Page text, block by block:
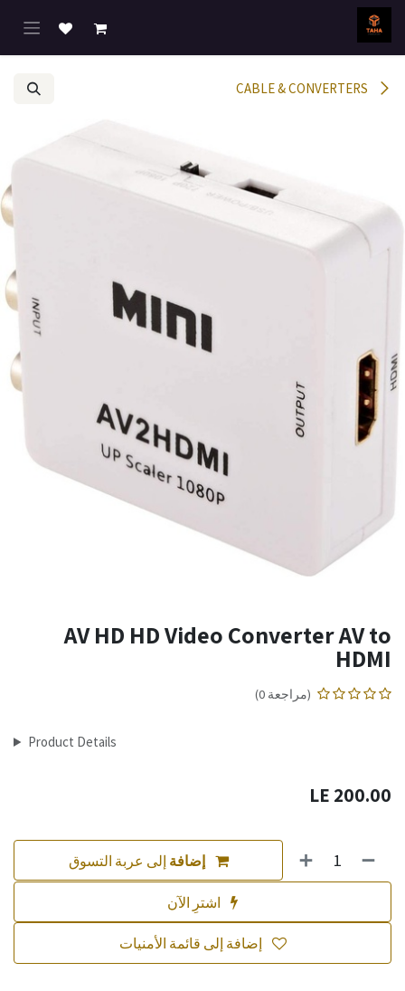
تخطي للذهاب إلى المحتوى
AV HD HD Video Converter AV to
HDMI
(مراجعة 0)
Product Details
200.00
إضافة إلى عربة التسوق
إضافة إلى قائمة الأمنيات